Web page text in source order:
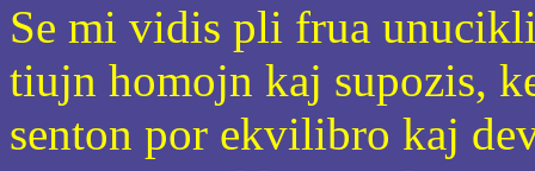
Se mi vidis pli frua
tiujn homojn kaj supozis,
senton por ekvilibro kaj